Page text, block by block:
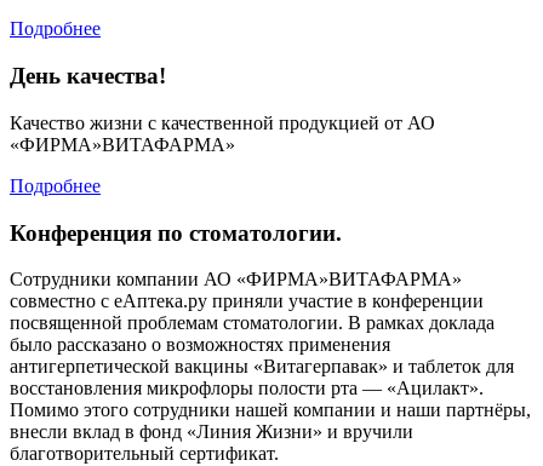
Подробнее
День качества!
Качество жизни с качественной продукцией от АО
«ФИРМА»ВИТАФАРМА»
Подробнее
Конференция по стоматологии.
Сотрудники компании АО «ФИРМА»ВИТАФАРМА»
совместно с eАптека.ру приняли участие в конференции
посвященной проблемам стоматологии. В рамках доклада
было рассказано о возможностях применения
антигерпетической вакцины «Витагерпавак» и таблеток для
восстановления микрофлоры полости рта — «Ацилакт».
Помимо этого сотрудники нашей компании и наши партнёры,
внесли вклад в фонд «Линия Жизни» и вручили
благотворительный сертификат.